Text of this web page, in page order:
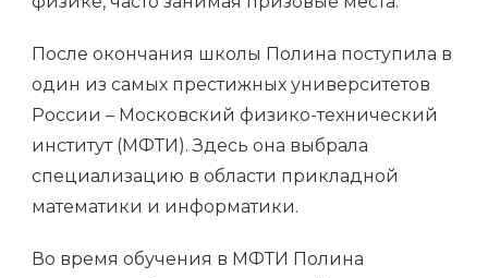
После окончания школы Полина поступила в
один из самых престижных университетов
России – Московский физико-технический
институт (МФТИ). Здесь она выбрала
специализацию в области прикладной
математики и информатики.
Во время обучения в МФТИ Полина